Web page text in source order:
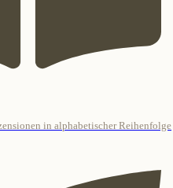
in alphabetischer Reihenfolge